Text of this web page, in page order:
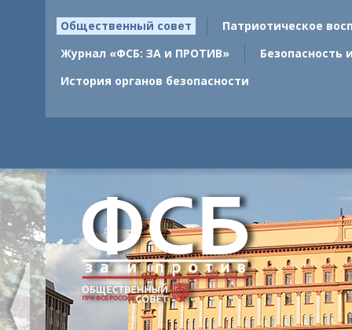
Общественный совет
Патриотическое
Журнал «ФСБ: ЗА и ПРОТИВ»
Безопасность
История органов безопасности